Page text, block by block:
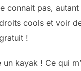
connait pas, autant
cools et voir
!
un kayak ! Ce qui